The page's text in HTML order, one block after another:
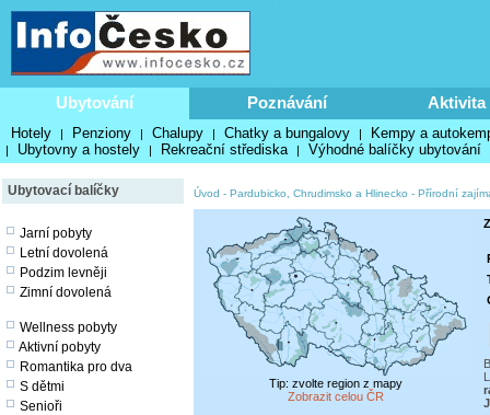
Ubytování Poznávání Aktivita
Hotely | Penziony | Chalupy | Chatky a bungalovy | Kempy a
| Ubytovny a hostely | Rekreační střediska | Výhodné balíčky ubytování
Ubytovací balíčky
Jarní pobyty
Letní dovolená
Podzim levněji
Zimní dovolená
Wellness pobyty
Aktivní pobyty
Romantika pro dva
S dětmi
Senioři
Úvod - Pardubicko, Chrudimsko a Hlinecko - Přírodní
Tip: zvolte region z mapy
Zobrazit celou ČR